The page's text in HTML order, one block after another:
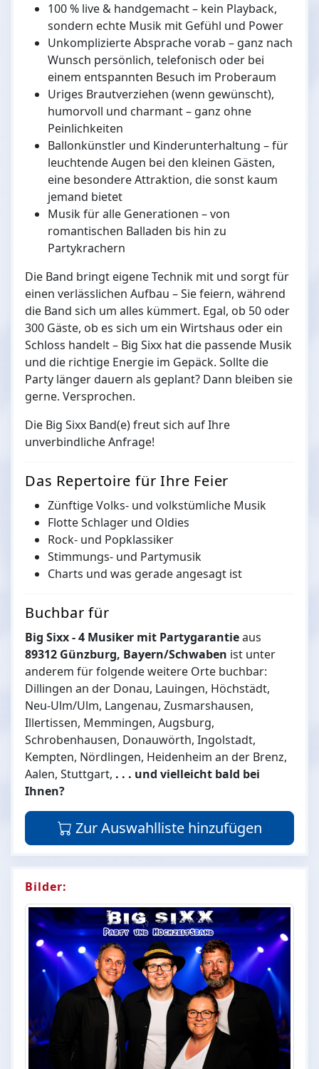
100 % live & handgemacht – kein Playback,
sondern echte Musik mit Gefühl und Power
Unkomplizierte Absprache vorab – ganz nach
Wunsch persönlich, telefonisch oder bei
einem entspannten Besuch im Proberaum
Uriges Brautverziehen (wenn gewünscht),
humorvoll und charmant – ganz ohne
Peinlichkeiten
Ballonkünstler und Kinderunterhaltung – für
leuchtende Augen bei den kleinen Gästen,
eine besondere Attraktion, die sonst kaum
jemand bietet
Musik für alle Generationen – von
romantischen Balladen bis hin zu
Partykrachern
Die Band bringt eigene Technik mit und sorgt für
einen verlässlichen Aufbau – Sie feiern, während
die Band sich um alles kümmert. Egal, ob 50 oder
300 Gäste, ob es sich um ein Wirtshaus oder ein
Schloss handelt – Big Sixx hat die passende Musik
und die richtige Energie im Gepäck. Sollte die
Party länger dauern als geplant? Dann bleiben sie
gerne. Versprochen.
Die Big Sixx Band(e) freut sich auf Ihre
unverbindliche Anfrage!
Das Repertoire für Ihre Feier
Zünftige Volks- und volkstümliche Musik
Flotte Schlager und Oldies
Rock- und Popklassiker
Stimmungs- und Partymusik
Charts und was gerade angesagt ist
Buchbar für
Big Sixx - 4 Musiker mit Partygarantieaus
89312 Günzburg, Bayern/Schwaben ist unter
anderem für folgende weitere Orte buchbar:
Dillingen an der Donau, Lauingen, Höchstädt,
Neu-Ulm/Ulm, Langenau, Zusmarshausen,
Illertissen, Memmingen, Augsburg,
Schrobenhausen, Donauwörth, Ingolstadt,
Kempten, Nördlingen, Heidenheim an der Brenz,
Aalen, Stuttgart, . . . und vielleicht bald bei
Ihnen?
Zur Auswahlliste hinzufügen
Bilder: